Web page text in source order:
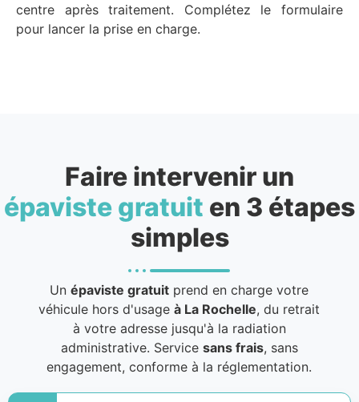
centre après traitement. Complétez le formulaire
pour lancer la prise en charge.
Faire intervenir un
épaviste gratuit en 3 étapes
simples
Unépaviste gratuit prend en charge votre
véhicule hors d'usageà La Rochelle, du retrait
à votre adresse jusqu'à la radiation
administrative. Service sans frais, sans
engagement, conforme à la réglementation.